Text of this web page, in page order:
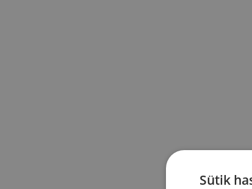
Sütik